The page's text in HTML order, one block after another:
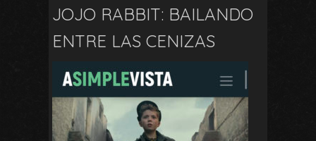
JOJO RABBIT: BAILANDO
ENTRE LAS CENIZAS